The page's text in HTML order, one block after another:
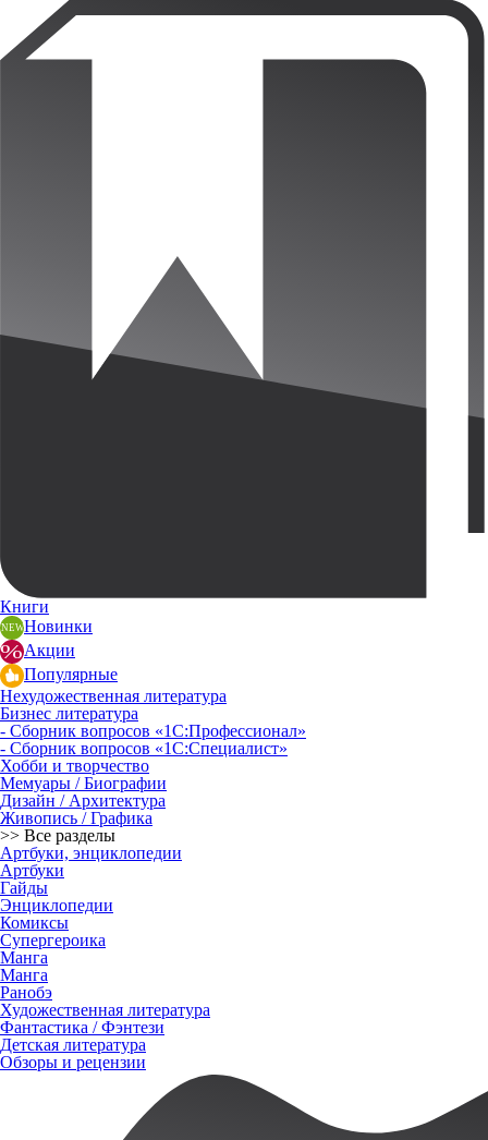
Книги
Новинки
Акции
Популярные
Нехудожественная литература
Бизнес литература
- Сборник вопросов «1С:Профессионал»
- Сборник вопросов «1С:Специалист»
Хобби и творчество
Мемуары / Биографии
Дизайн / Архитектура
Живопись / Графика
>> Все разделы
Артбуки, энциклопедии
Артбуки
Гайды
Энциклопедии
Комиксы
Супергероика
Манга
Манга
Ранобэ
Художественная литература
Фантастика / Фэнтези
Детская литература
Обзоры и рецензии